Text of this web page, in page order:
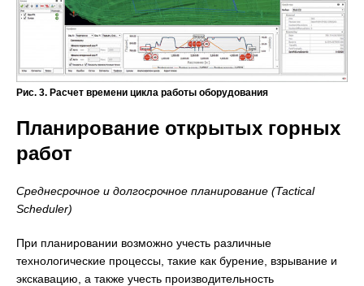
Рис. 3. Расчет времени цикла работы оборудования
Планирование открытых горных
работ
Среднесрочное и долгосрочное планирование (Tactical
Scheduler)
При планировании возможно учесть различные
технологические процессы, такие как бурение, взрывание и
экскавацию, а также учесть производительность